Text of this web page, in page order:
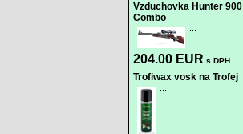
Vzduchovka Hunter 900
Combo
204.00 EUR s DPH
Trofiwax vosk na Trofej